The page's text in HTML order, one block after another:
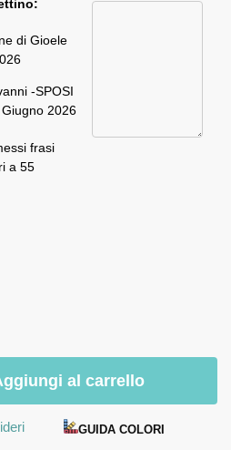
di Gioele
-SPOSI
2026
frasi
a 55
al carrello
GUIDA COLORI